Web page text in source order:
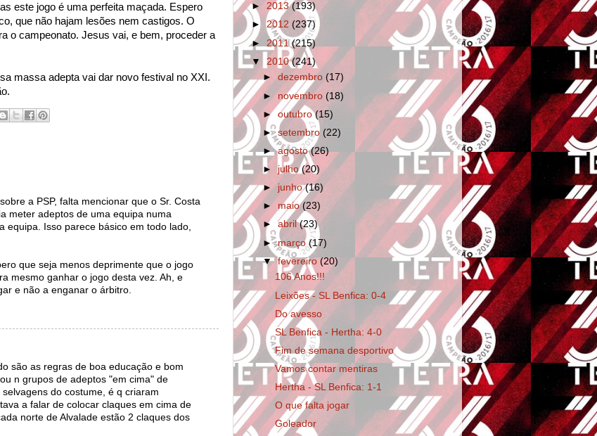
este jogo é uma perfeita maçada. Espero
que não hajam lesões nem castigos. O
o campeonato. Jesus vai, e bem, proceder a
massa adepta vai dar novo festival no XXI.
a PSP, falta mencionar que o Sr. Costa
meter adeptos de uma equipa numa
equipa. Isso parece básico em todo lado,
que seja menos deprimente que o jogo
mesmo ganhar o jogo desta vez. Ah, e
e não a enganar o árbitro.
são as regras de boa educação e bom
n grupos de adeptos "em cima" de
do costume, é q criaram
a falar de colocar claques em cima de
norte de Alvalade estão 2 claques dos
► 2013(193)
► 2012 (237)
► 2011(215)
▼ 2010(241)
►dezembro(17)
►novembro(18)
►outubro(15)
►setembro (22)
►agosto(26)
► julho(20)
► junho(16)
► maio(23)
►abril(23)
►março(17)
▼fevereiro(20)
106 Anos!!!
Leixões - SL Benfica: 0-4
Do avesso
SL Benfica - Hertha: 4-0
Fim de semana desportivo
Vamos contar mentiras
Hertha - SL Benfica: 1-1
O que falta jogar
Goleador